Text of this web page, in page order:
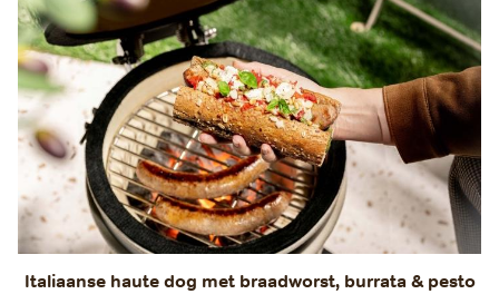
Italiaanse haute dog met braadworst, burrata & pesto